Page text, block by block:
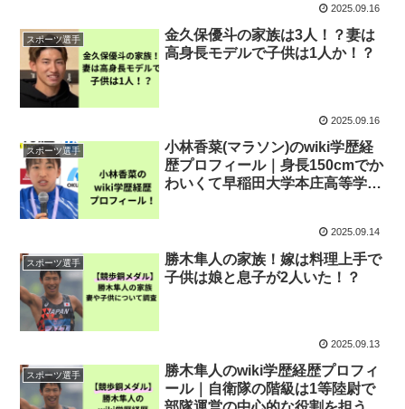
2025.09.16
スポーツ選手
金久保優斗の家族は3人！？妻は
高身長モデルで子供は1人か！？
2025.09.16
スポーツ選手
小林香菜(マラソン)のwiki学歴経
歴プロフィール｜身長150cmでか
わいくて早稲田大学本庄高等学院
2025.09.14
スポーツ選手
勝木隼人の家族！嫁は料理上手で
子供は娘と息子が2人いた！？
2025.09.13
スポーツ選手
勝木隼人のwiki学歴経歴プロフィ
ール｜自衛隊の階級は1等陸尉で